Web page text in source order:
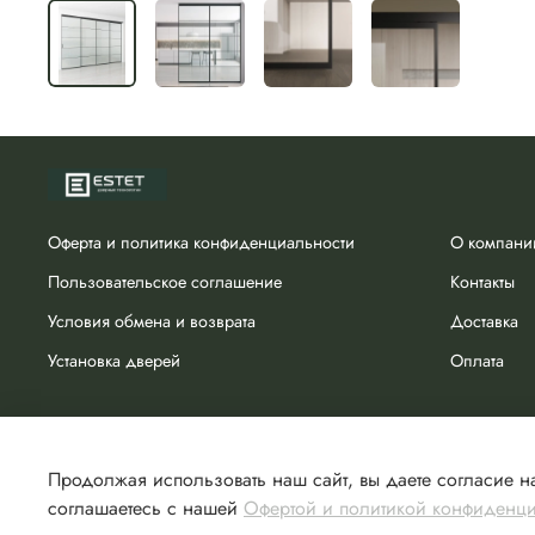
Оферта и политика конфиденциальности
Пользовательское соглашение
Условия обмена и возврата
Установка дверей
О
Контакты
Доставка
Оплата
Сделано в Хезар
Продолжая использовать наш сайт, вы даете согласие
соглашаетесь с нашей Офертой и политикой